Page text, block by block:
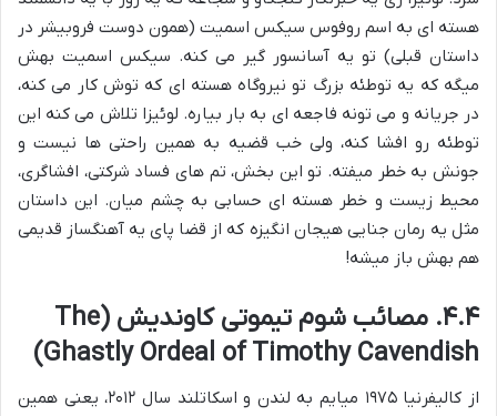
هسته ای به اسم روفوس سیکس اسمیت (همون دوست فروبیشر در
داستان قبلی) تو یه آسانسور گیر می کنه. سیکس اسمیت بهش
میگه که یه توطئه بزرگ تو نیروگاه هسته ای که توش کار می کنه،
در جریانه و می تونه فاجعه ای به بار بیاره. لوئیزا تلاش می کنه این
توطئه رو افشا کنه، ولی خب قضیه به همین راحتی ها نیست و
جونش به خطر میفته. تو این بخش، تم های فساد شرکتی، افشاگری،
محیط زیست و خطر هسته ای حسابی به چشم میان. این داستان
مثل یه رمان جنایی هیجان انگیزه که از قضا پای یه آهنگساز قدیمی
هم بهش باز میشه!
۴.۴. مصائب شوم تیموتی کاوندیش (The
Ghastly Ordeal of Timothy Cavendish)
از کالیفرنیا ۱۹۷۵ میایم به لندن و اسکاتلند سال ۲۰۱۲، یعنی همین